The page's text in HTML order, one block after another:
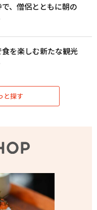
、僧侶とともに朝の
を楽しむ新たな観光
と探す